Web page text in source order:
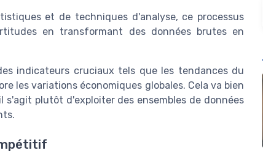
et de techniques d'analyse, ce processus
en transformant des données brutes en
indicateurs cruciaux tels que les tendances du
les variations économiques globales. Cela va bien
plutôt d'exploiter des ensembles de données